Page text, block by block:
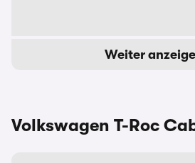
Weiter
Volkswagen T-Roc